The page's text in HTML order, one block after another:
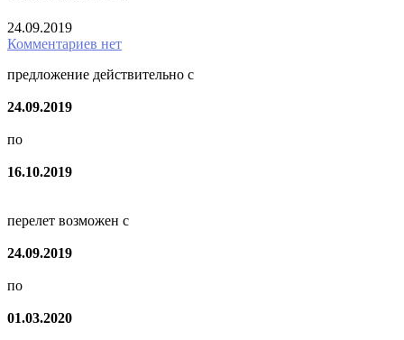
24.09.2019
Комментариев нет
предложение действительно с
24.09.2019
по
16.10.2019
перелет возможен с
24.09.2019
по
01.03.2020